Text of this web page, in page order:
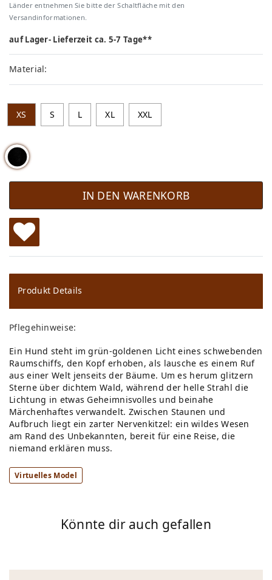
Länder entnehmen Sie bitte der Schaltfläche mit den
Versandinformationen.
auf Lager- Lieferzeit ca. 5-7 Tage**
Material:
XS S L XL XXL
IN DEN WARENKORB
W
u
ns
ch
lis
te
Produkt Details
Pflegehinweise:
Ein Hund steht im grün-goldenen Licht eines schwebenden
Raumschiffs, den Kopf erhoben, als lausche es einem Ruf
aus einer Welt jenseits der Bäume. Um es herum glitzern
Sterne über dichtem Wald, während der helle Strahl die
Lichtung in etwas Geheimnisvolles und beinahe
Märchenhaftes verwandelt. Zwischen Staunen und
Aufbruch liegt ein zarter Nervenkitzel: ein wildes Wesen
am Rand des Unbekannten, bereit für eine Reise, die
niemand erklären muss.
Virtuelles Model
Könnte dir auch gefallen